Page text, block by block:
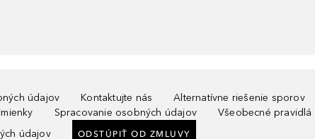
údajov Kontaktujte nás
Alternatívne riešenie sporov
Spracovanie osobných údajov
Všeobecné
údajov
ODSTÚPIŤ OD ZMLUVY